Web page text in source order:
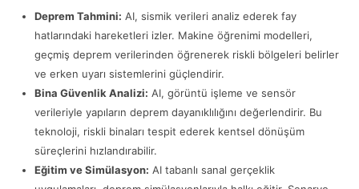
Deprem Tahmini: AI, sismik verileri analiz ederek fay
hatlarındaki hareketleri izler. Makine öğrenimi modelleri,
geçmiş deprem verilerinden öğrenerek riskli bölgeleri belirler
ve erken uyarı sistemlerini güçlendirir.
Bina Güvenlik Analizi: AI, görüntü işleme ve sensör
verileriyle yapıların deprem dayanıklılığını değerlendirir. Bu
teknoloji, riskli binaları tespit ederek kentsel dönüşüm
süreçlerini hızlandırabilir.
Eğitim ve Simülasyon: AI tabanlı sanal gerçeklik